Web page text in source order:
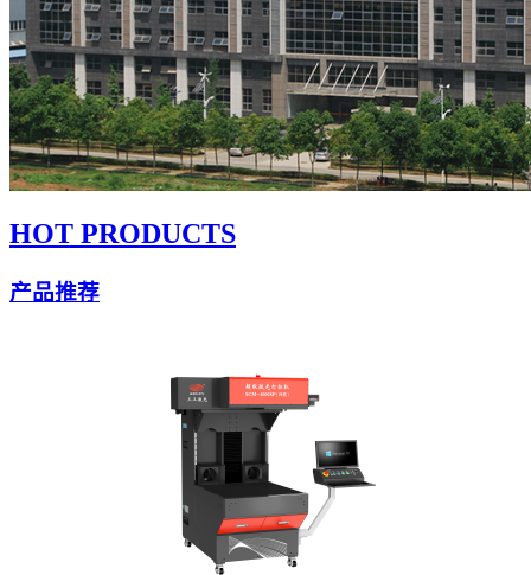
HOT PRODUCTS
产品推荐